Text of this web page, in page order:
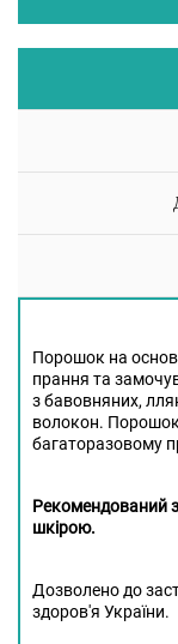
Порошок на
прання та
з бавовняних,
волокон. Порошок
багаторазовому
Рекомендований
шкірою.
Дозволено до
здоров'я України.